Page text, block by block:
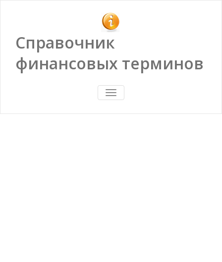
Справочник
финансовых терминов
ПОКАЗАТЬ/
СКРЫТЬ